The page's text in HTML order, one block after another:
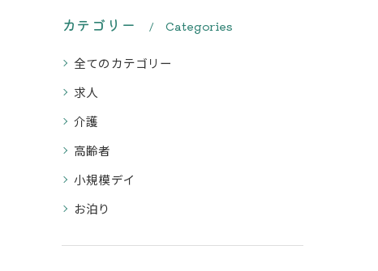
カテゴリー Categories
全てのカテゴリー
求人
介護
高齢者
小規模デイ
お泊り